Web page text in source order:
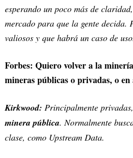
esperando un poco más de
mercado para que la gente decida.
valiosos y que habrá un caso de
Forbes: Quiero volver a la
mineras públicas o privadas, o en
Kirkwood: Principalmente privadas,
minera pública. Normalmente
clase, como Upstream Data.